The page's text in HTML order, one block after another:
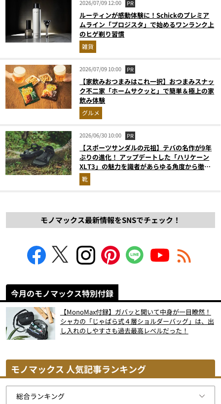
2026/07/09 12:00 PR
ルーティンが感動体験に！Schickのプレミア
ムライン「プロジスタ」で始めるワンランク上
のヒゲ剃り習慣
雑貨
2026/07/09 10:00 PR
【家飲みおつまみはこれ一択】おつまみスナッ
ク不二家「ホームサクッと」で簡単＆極上の家
飲み体験
グルメ
2026/06/30 10:00 PR
【スポーツサンダルの元祖】テバの名作が9年
ぶりの進化！ アップデートした「ハリケーン
XLT3」の魅力を識者があらゆる角度から徹底
解説！
靴
モノマックス最新情報をSNSでチェック！
今月のモノマックス特別付録
【MonoMax付録】ガバッと開いて中身が一目瞭然！
シャカの「じゃばら式４層ショルダーバッグ」は、出
し入れのしやすさも過去最高レベルだった！
モノマックス 人気記事ランキング